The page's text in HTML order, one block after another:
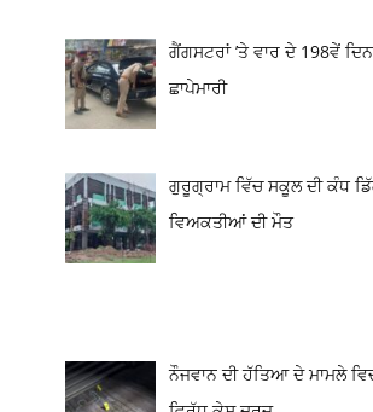
ਗੈਂਗਸਟਰਾਂ ’ਤੇ ਵਾਰ ਦੇ 198ਵੇਂ
ਛਾਪੇਮਾਰੀ
ਗੁਰੂਗ੍ਰਾਮ ਵਿੱਚ ਸਕੂਲ ਦੀ ਕੰਧ
ਵਿਅਕਤੀਆਂ ਦੀ ਮੌਤ
ਨੌਜਵਾਨ ਦੀ ਹੱਤਿਆ ਦੇ ਮਾਮਲੇ